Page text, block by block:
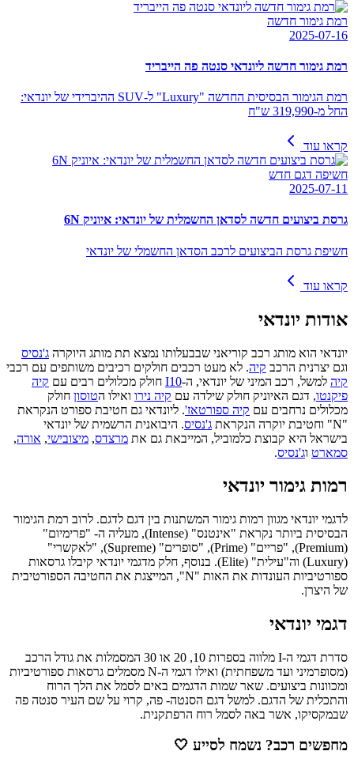
רמת גימור חדשה
2025-07-16
רמת גימור חדשה ליונדאי סנטה פה הייבריד
רמת הגימור הבסיסית החדשה "Luxury" ל-SUV ההיברידי של יונדאי:
החל מ-319,990 ש"ח
קראו עוד
חשיפה דגם חדש
2025-07-11
גרסת ביצועים חדשה לסדאן החשמלית של יונדאי: איוניק 6N
חשיפת גרסת הביצועים לרכב הסדאן החשמלי של יונדאי
קראו עוד
אודות יונדאי
יונדאי הוא מותג רכב קוריאני שבבעלותו נמצא תת מותג היוקרה ג'נסיס
וגם יצרנית הרכב קיה. לא מעט רכבים חולקים רכיבים משותפים עם רכבי
קיה למשל, רכב המיני של יונדאי, ה-I10 חולק מכלולים רבים עם קיה
פיקנטו, דגם האיוניק חולק שילדה עם קיה נירו ואילו הטוסון חולק
מכלולים נרחבים עם קיה ספורטאז'. ליונדאי גם חטיבת ספורט הנקראת
"N" וחטיבת יוקרה הנקראת
ג'נסיס. היבואנית הרשמית של יונדאי
בישראל היא קבוצת כלמוביל, המייבאת גם את מרצדס, מיצובישי, אורה,
סמארט וג'נסיס.
רמות גימור יונדאי
לדגמי יונדאי מגוון רמות גימור המשתנות בין דגם לדגם. לרוב רמת הגימור
הבסיסית ביותר נקראת "אינטנס" (Intense), מעליה ה- "פרימיום"
(Premium), "פריים" (Prime), "סופרים" (Supreme), "לאקשרי"
(Luxury) וה"עילית" (Elite). בנוסף, חלק מדגמי יונדאי קיבלו גרסאות
ספורטיביות העונדות את האות "N", המייצגת את החטיבה הספורטיבית
של היצרן.
דגמי יונדאי
סדרת דגמי ה-I מלווה בספרות 10, 20 או 30 המסמלות את גודל הרכב
(מסופרמיני ועד משפחתית) ואילו דגמי ה-N מסמלים גרסאות ספורטיביות
ומכוונות ביצועים. שאר שמות הדגמים באים לסמל את הלך הרוח
והתכלית של הדגם. למשל דגם הסנטה- פה, קרוי על שם העיר סנטה פה
שבמקסיקו, אשר באה לסמל רוח הרפתקנית.
מחפשים רכב? נשמח לסייע 🤍